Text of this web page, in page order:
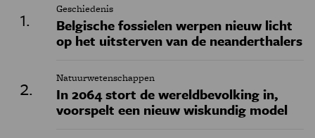
Geschiedenis
Belgische fossielen werpen nieuw licht
op het uitsterven van de neanderthalers
Natuurwetenschappen
In 2064 stort de wereldbevolking in,
voorspelt een nieuw wiskundig model